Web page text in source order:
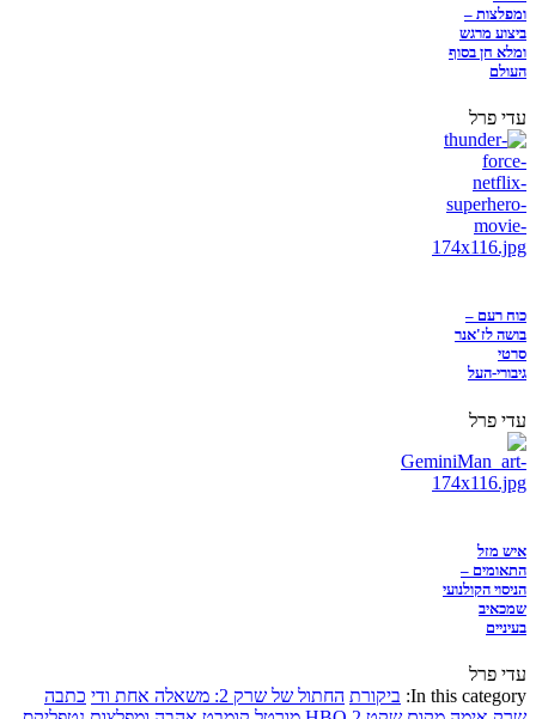
ומפלצות –
ביצוע מרגש
ומלא חן בסוף
העולם
עדי פרל
כוח רעם –
בושה לז'אנר
סרטי
גיבורי-העל
עדי פרל
איש מזל
התאומים –
הניסוי הקולנועי
שמכאיב
בעיניים
עדי פרל
In this category: ביקורת החתול של שרק 2: משאלה אחת ודי
כתבה